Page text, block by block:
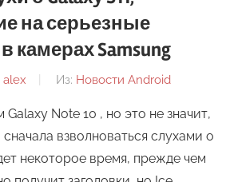
на серьезные
камерах Samsung
alex Из: Новости Android
Note 10 , но это не значит,
взволноваться слухами о
некоторое время, прежде чем